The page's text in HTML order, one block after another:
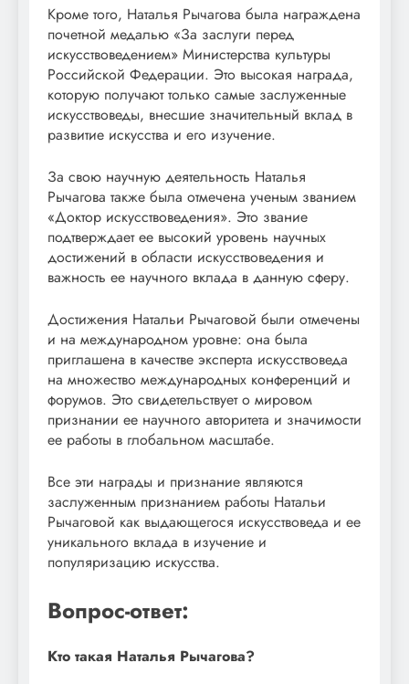
Кроме того, Наталья Рычагова была награждена
почетной медалью «За заслуги перед
искусствоведением» Министерства культуры
Российской Федерации. Это высокая награда,
которую получают только самые заслуженные
искусствоведы, внесшие значительный вклад в
развитие искусства и его изучение.
За свою научную деятельность Наталья
Рычагова также была отмечена ученым званием
«Доктор искусствоведения». Это звание
подтверждает ее высокий уровень научных
достижений в области искусствоведения и
важность ее научного вклада в данную сферу.
Достижения Натальи Рычаговой были отмечены
и на международном уровне: она была
приглашена в качестве эксперта искусствоведа
на множество международных конференций и
форумов. Это свидетельствует о мировом
признании ее научного авторитета и значимости
ее работы в глобальном масштабе.
Все эти награды и признание являются
заслуженным признанием работы Натальи
Рычаговой как выдающегося искусствоведа и ее
уникального вклада в изучение и
популяризацию искусства.
Вопрос-ответ:
Кто такая Наталья Рычагова?